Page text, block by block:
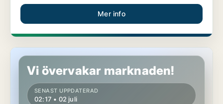
Mer info
Butikslokal på Kungsholmen
Vi övervakar marknaden!
SENAST UPPDATERAD
02:17 • 02 juli